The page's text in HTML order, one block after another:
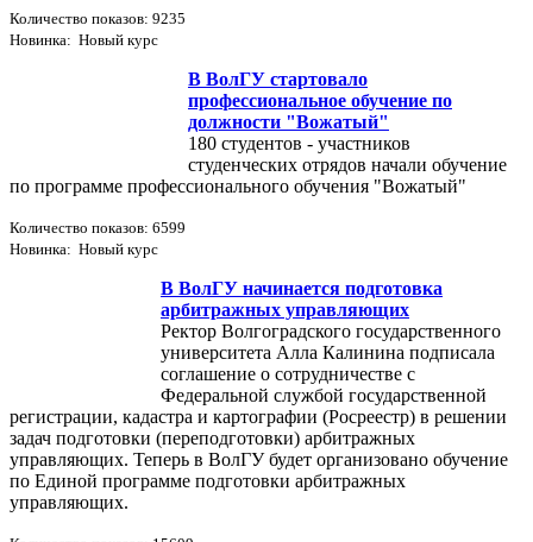
Количество показов: 9235
Новинка: Новый курс
В ВолГУ стартовало
профессиональное обучение по
должности "Вожатый"
180 студентов - участников
студенческих отрядов начали обучение
по программе профессионального обучения "Вожатый"
Количество показов: 6599
Новинка: Новый курс
В ВолГУ начинается подготовка
арбитражных управляющих
Ректор Волгоградского государственного
университета Алла Калинина подписала
соглашение о сотрудничестве с
Федеральной службой государственной
регистрации, кадастра и картографии (Росреестр) в решении
задач подготовки (переподготовки) арбитражных
управляющих. Теперь в ВолГУ будет организовано обучение
по Единой программе подготовки арбитражных
управляющих.